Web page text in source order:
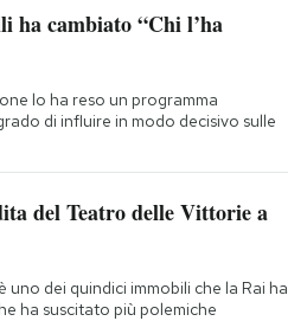
ha cambiato “Chi l’ha
lo ha reso un programma
di influire in modo decisivo sulle
del Teatro delle Vittorie a
dei quindici immobili che la Rai ha
ha suscitato più polemiche